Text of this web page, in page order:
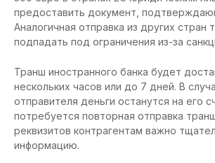
предоставить документ,
Аналогичная отправка из других стран
подпадать под ограничения из-за
Транш иностранного банка будет
нескольких часов или до 7 дней. В
отправителя деньги останутся на его
потребуется повторная отправка
реквизитов контрагентам важно
информацию.